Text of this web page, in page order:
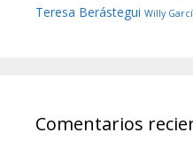
Teresa Berástegui Willy
Comentarios